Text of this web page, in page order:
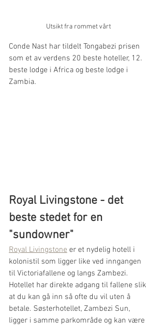
Utsikt fra rommet vårt
Conde Nast har tildelt Tongabezi prisen
som et av verdens 20 beste hoteller, 12.
beste lodge i Africa og beste lodge i
Zambia.
Royal Livingstone - det
beste stedet for en
"sundowner"
Royal Livingstone er et nydelig hotell i
kolonistil som ligger like ved inngangen
til Victoriafallene og langs Zambezi.
Hotellet har direkte adgang til fallene slik
at du kan gå inn så ofte du vil uten å
betale. Søsterhotellet, Zambezi Sun,
ligger i samme parkområde og kan være